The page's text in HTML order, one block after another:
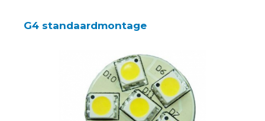
G4 standaardmontage